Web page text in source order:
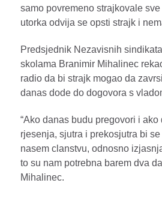
samo povremeno strajkovale
utorka odvija se opsti strajk i
Predsjednik Nezavisnih
skolama Branimir Mihalinec
radio da bi strajk mogao da
danas dode do dogovora s
“Ako danas budu pregovori i
rjesenja, sjutra i prekosjutra bi
nasem clanstvu, odnosno
to su nam potrebna barem dva
Mihalinec.